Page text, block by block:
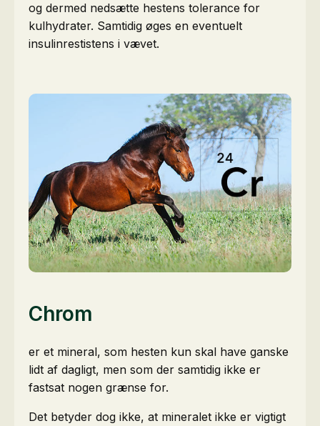
og dermed nedsætte hestens tolerance for
kulhydrater. Samtidig øges en eventuelt
insulinrestistens i vævet.
Chrom
er et mineral, som hesten kun skal have ganske
lidt af dagligt, men som der samtidig ikke er
fastsat nogen grænse for.
Det betyder dog ikke, at mineralet ikke er vigtigt